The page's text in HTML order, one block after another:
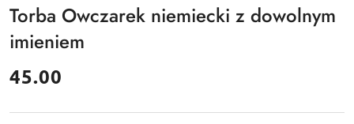
Torba Owczarek niemiecki z dowolnym
imieniem
cena:
45.00